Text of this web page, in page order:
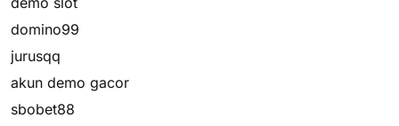
domino99
jurusqq
akun demo gacor
sbobet88